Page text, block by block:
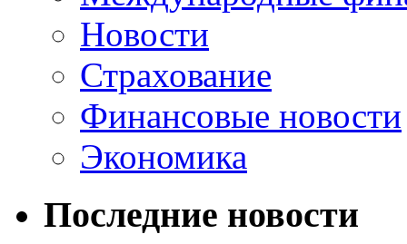
Новости
Страхование
Финансовые новости
Экономика
Последние новости